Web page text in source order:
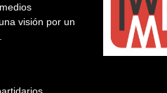
visión por un